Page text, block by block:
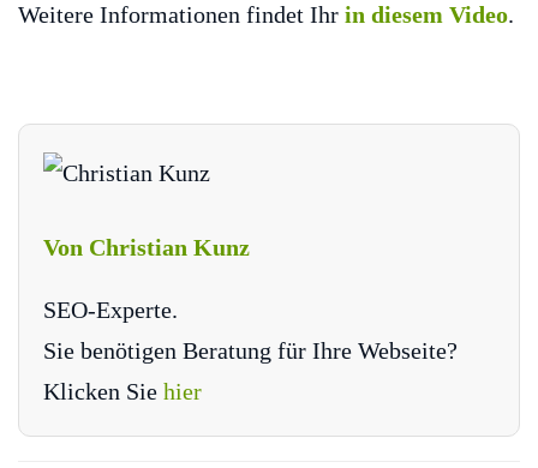
Weitere Informationen findet Ihr in diesem Video.
Von Christian Kunz
SEO-Experte.
Sie benötigen Beratung für Ihre Webseite?
Klicken Sie hier